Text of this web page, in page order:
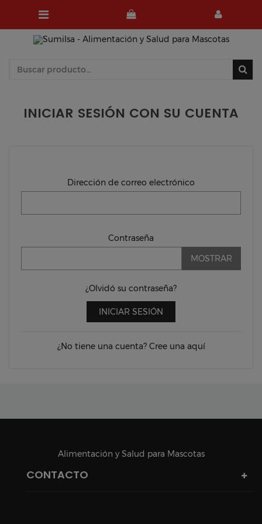
INICIAR SESIÓN CON SU CUENTA
Dirección de correo electrónico
Contraseña
MOSTRAR
¿Olvidó su contraseña?
INICIAR SESIÓN
¿No tiene una cuenta? Cree una aquí
Alimentación y Salud para Mascotas
CONTACTO